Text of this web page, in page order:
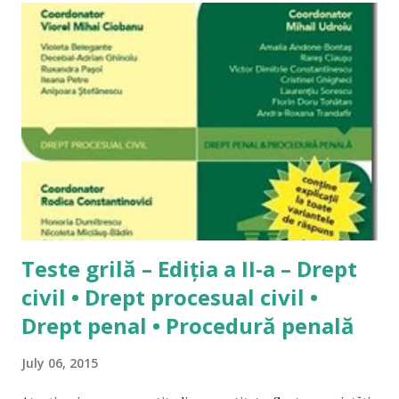
straniu să îmi editez propriile răspunsuri. A se citi și
Materiale de studiu pentru admiterea la INM 1. Cum să noile
coduri pentru examenul de admitere la INM 2014? Iată
întrebarea pe care o primesc din ce în ce mai des pe acest
blog. Întrebarea este legitimă pentru oricine care are în
față încercarea unui examen greu de admitere în profesie și,
tocmai în acest moment dificil, lipsește intrumentul
”principal” de pregătire al studentului: doctrina. Problema
este reală, însă nu...
Teste grilă – Ediția a II-a – Drept
civil • Drept procesual civil •
Drept penal • Procedură penală
July 06, 2015